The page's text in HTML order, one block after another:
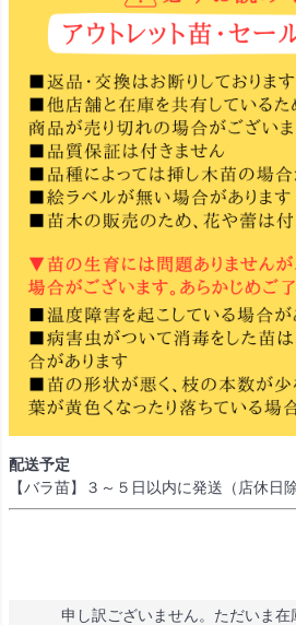
配送予定
【バラ苗】３～５日以内に発送（店休日除
申し訳ございません。ただいま在